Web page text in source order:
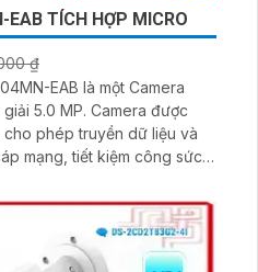
TÍCH HỢP MICRO
₫
EAB là một Camera
Camera được
cho phép truyền dữ liệu và
mạng, tiết kiệm công sức
quả ngay cả trong điều